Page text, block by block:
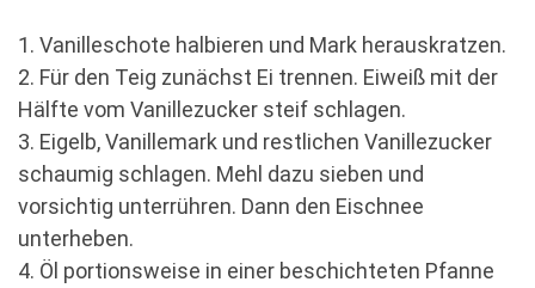
1. Vanilleschote halbieren und Mark herauskratzen.
2. Für den Teig zunächst Ei trennen. Eiweiß mit der
Hälfte vom Vanillezucker steif schlagen.
3. Eigelb, Vanillemark und restlichen Vanillezucker
schaumig schlagen. Mehl dazu sieben und
vorsichtig unterrühren. Dann den Eischnee
unterheben.
4. Öl portionsweise in einer beschichteten Pfanne